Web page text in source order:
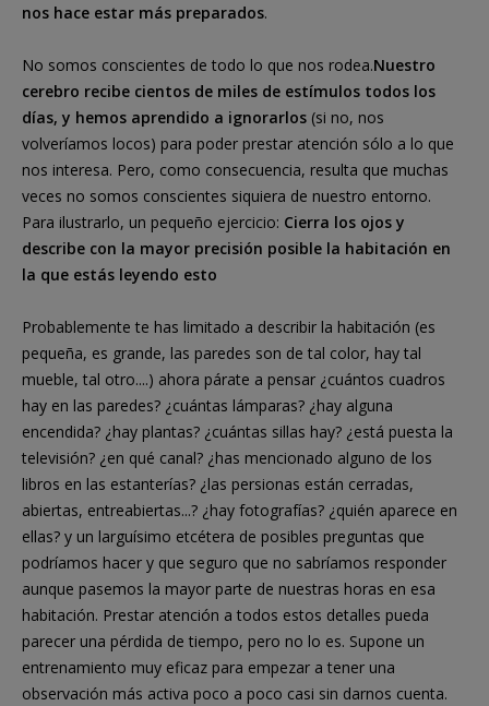
nos hace estar más preparados.
No somos conscientes de todo lo que nos rodea.Nuestro
cerebro recibe cientos de miles de estímulos todos los
días, y hemos aprendido a ignorarlos (si no, nos
volveríamos locos) para poder prestar atención sólo a lo que
nos interesa. Pero, como consecuencia, resulta que muchas
veces no somos conscientes siquiera de nuestro entorno.
Para ilustrarlo, un pequeño ejercicio: Cierra los ojos y
describe con la mayor precisión posible la habitación en
la que estás leyendo esto
Probablemente te has limitado a describir la habitación (es
pequeña, es grande, las paredes son de tal color, hay tal
mueble, tal otro....) ahora párate a pensar ¿cuántos cuadros
hay en las paredes? ¿cuántas lámparas? ¿hay alguna
encendida? ¿hay plantas? ¿cuántas sillas hay? ¿está puesta la
televisión? ¿en qué canal? ¿has mencionado alguno de los
libros en las estanterías? ¿las persionas están cerradas,
abiertas, entreabiertas...? ¿hay fotografías? ¿quién aparece en
ellas? y un larguísimo etcétera de posibles preguntas que
podríamos hacer y que seguro que no sabríamos responder
aunque pasemos la mayor parte de nuestras horas en esa
habitación. Prestar atención a todos estos detalles pueda
parecer una pérdida de tiempo, pero no lo es. Supone un
entrenamiento muy eficaz para empezar a tener una
observación más activa poco a poco casi sin darnos cuenta.